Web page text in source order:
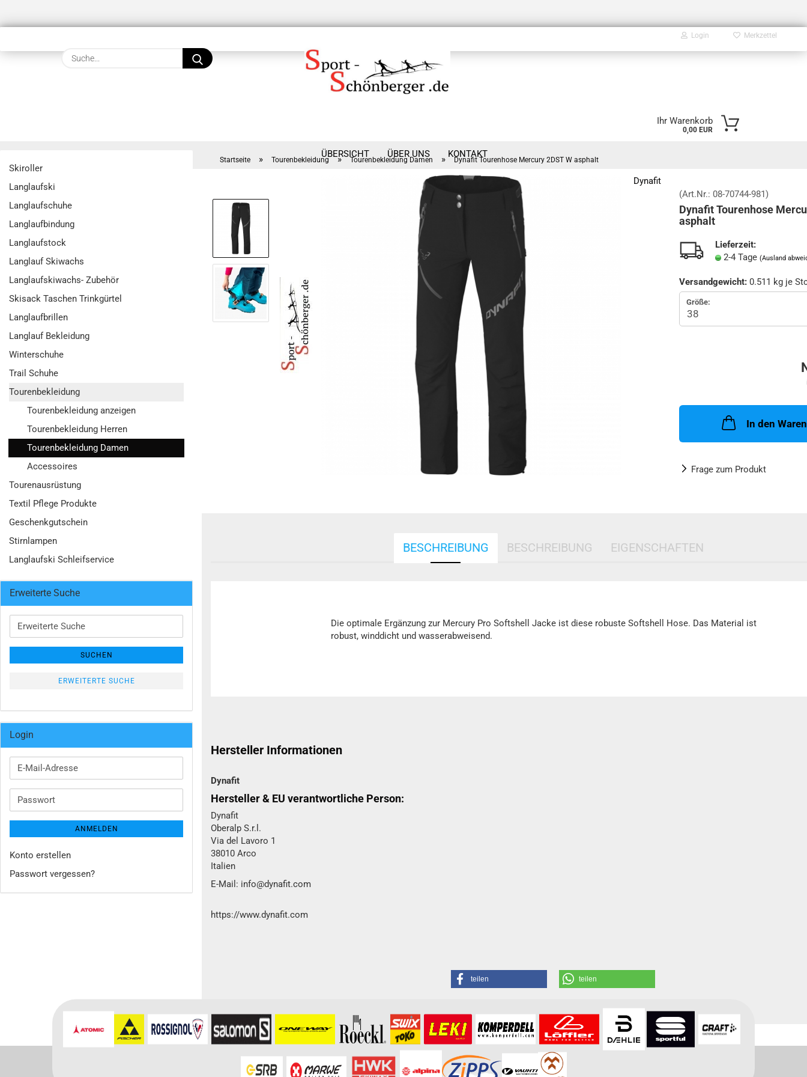
Login Merkzettel
Suche...
Ihr Warenkorb
0,00 EUR
ÜBERSICHT ÜBER UNS KONTAKT
Startseite » Tourenbekleidung » Tourenbekleidung Damen » Dynafit Tourenhose Mercury 2DST W asphalt
Dynafit
(Art.Nr.: 08-70744-981)
Dynafit Tourenhose
asphalt
Lieferzeit:
2-4 Tage (Ausland
Versandgewicht: 0.511 kg je
Größe:
In den
Frage zum Produkt
BESCHREIBUNG BESCHREIBUNG EIGENSCHAFTEN
Die optimale Ergänzung zur Mercury Pro Softshell Jacke ist diese robuste Softshell Hose. Das Material ist
robust, winddicht und wasserabweisend.
Hersteller Informationen
Dynafit
Hersteller & EU verantwortliche Person:
Dynafit
Oberalp S.r.l.
Via del Lavoro 1
38010 Arco
Italien
E-Mail: info@dynafit.com
https://www.dynafit.com
teilen teilen
Für weitere Informationen besuchen Sie bitte dieHomepagezu diesem Artikel.
Skiroller
Langlaufski
Langlaufschuhe
Langlaufbindung
Langlaufstock
Langlauf Skiwachs
Langlaufskiwachs- Zubehör
Skisack Taschen Trinkgürtel
Langlaufbrillen
Langlauf Bekleidung
Winterschuhe
Trail Schuhe
Tourenbekleidung
Tourenbekleidung anzeigen
Tourenbekleidung Herren
Tourenbekleidung Damen
Accessoires
Tourenausrüstung
Textil Pflege Produkte
Geschenkgutschein
Stirnlampen
Langlaufski Schleifservice
Erweiterte Suche
Erweiterte
Suche
SUCHEN
ERWEITERTE SUCHE
Login
E-
Mail-
Passwort
ANMELDEN
Konto erstellen
Passwort vergessen?